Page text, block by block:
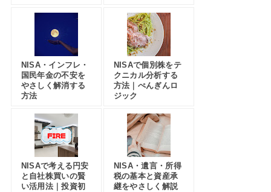
NISA・インフレ・
国民年金の不安を
やさしく解消する
方法
NISAで個別株をテ
クニカル分析する
方法｜ぺんぎんロ
ジック
NISAで考える円安
と自社株買いの賢
い活用法｜投資初
NISA・遺言・所得
税の基本と資産承
継をやさしく解説